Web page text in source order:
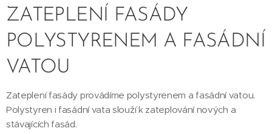
ZATEPLENÍ FASÁDY
POLYSTYRENEM A FASÁDNÍ
VATOU
Zateplení fasády provádíme polystyrenem a fasádní vatou.
Polystyren i fasádní vata slouží k zateplování nových a
stávajících fasád.